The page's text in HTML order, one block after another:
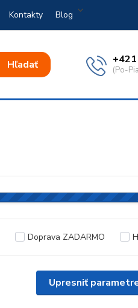
Kontakty Blog
Hľadať (Po-
Upresniť
Doprava ZADARMO